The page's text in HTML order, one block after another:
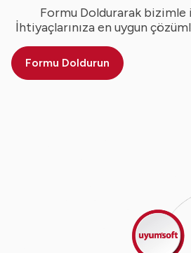
Formu Doldurarak
İhtiyaçlarınıza en uygun
Formu Doldurun